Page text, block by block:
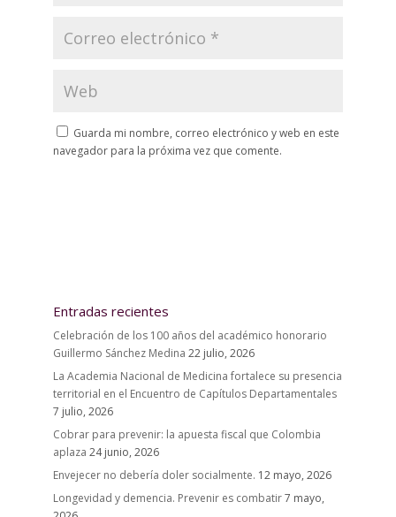
Guarda mi nombre, correo electrónico y web en este
navegador para la próxima vez que comente.
Entradas recientes
Celebración de los 100 años del académico honorario
Guillermo Sánchez Medina 22 julio, 2026
La Academia Nacional de Medicina fortalece su presencia
territorial en el Encuentro de Capítulos Departamentales
7 julio, 2026
Cobrar para prevenir: la apuesta fiscal que Colombia
aplaza 24 junio, 2026
Envejecer no debería doler socialmente. 12 mayo, 2026
Longevidad y demencia. Prevenir es combatir7 mayo,